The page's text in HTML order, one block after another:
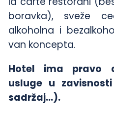
boravka), sveže
alkoholna i
van koncepta.
Hotel ima pravo
usluge u
sadržaj…).